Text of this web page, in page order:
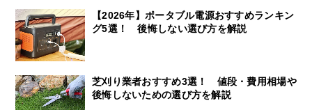
【2026年】ポータブル電源おすすめランキン
グ5選！ 後悔しない選び方を解説
芝刈り業者おすすめ3選！ 値段・費用相場や
後悔しないための選び方を解説